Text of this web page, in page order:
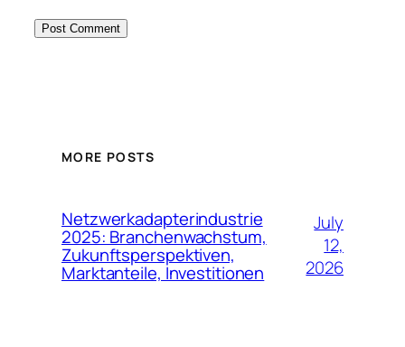
MORE POSTS
Netzwerkadapterindustrie
2025: Branchenwachstum,
Zukunftsperspektiven,
Marktanteile, Investitionen
July
12,
2026